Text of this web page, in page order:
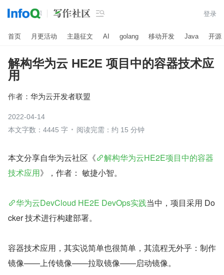
 登录
首页 月更活动 主题征文 AI golang 移动开发 Java 开源
解构华为云 HE2E 项目中的容器技术应
用
作者： 华为云开发者联盟
2022-04-14
本文字数：4445 字
阅读完需：约 15 分钟
本文分享自华为云社区《
解构华为云HE2E项目中的容器
技术应用》，作者： 敏捷小智。
华为云DevCloud HE2E DevOps实践当中，项目采用 Do
cker 技术进行构建部署。
容器技术应用，其实说简单也很简单，其流程无外乎：制作
镜像——上传镜像——拉取镜像——启动镜像。